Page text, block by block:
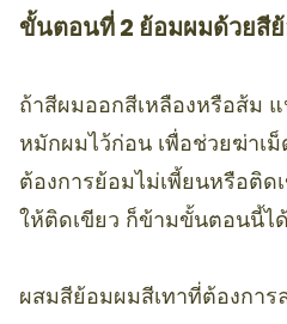
ขั้นตอนที่ 2 ย้อมผมด้วยสี
ถ้าสีผมออกสีเหลืองหรือส้ม
หมักผมไว้ก่อน เพื่อช่วยฆ่าเม็
ต้องการย้อมไม่เพี้ยนหรือติด
ให้ติดเขียว ก็ข้ามขั้นตอนนี้ไ
ผสมสีย้อมผมสีเทาที่ต้องการ